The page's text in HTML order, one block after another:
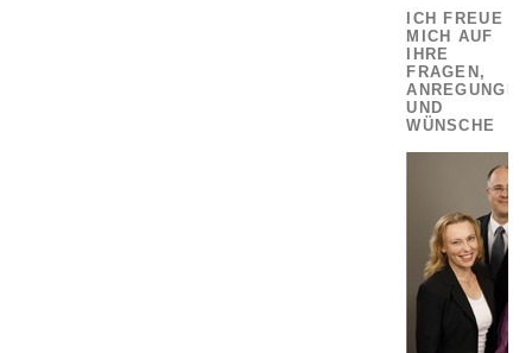
ICH FREUE
MICH AUF
IHRE
FRAGEN,
ANREGUNGEN
UND
WÜNSCHE